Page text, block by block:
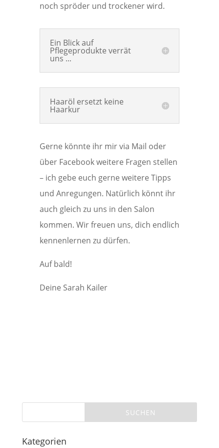
noch spröder und trockener wird.
Ein Blick auf
Pflegeprodukte verrät
uns ...
Haaröl ersetzt keine
Haarkur
Gerne könnte ihr mir via Mail oder
über Facebook weitere Fragen stellen
– ich gebe euch gerne weitere Tipps
und Anregungen. Natürlich könnt ihr
auch gleich zu uns in den Salon
kommen. Wir freuen uns, dich endlich
kennenlernen zu dürfen.
Auf bald!
Deine Sarah Kailer
Kategorien